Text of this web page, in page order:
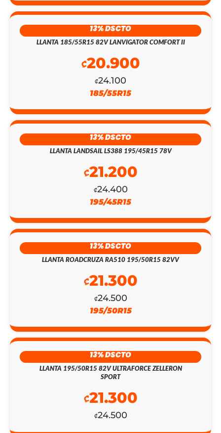
13% DSCTO
LLANTA 185/55R15 82V LANVIGATOR COMFORT II
₡24.100
₡20.900
185/55R15
13% DSCTO
LLANTA LANDSAIL LS388 195/45R15 78V
₡24.400
₡21.200
195/45R15
13% DSCTO
LLANTA ROADCRUZA RA510 195/50R15 82VV
₡24.500
₡21.300
195/50R15
13% DSCTO
LLANTA 195/50R15 82V ULTRAFORCE ZELLERON
SPORT
₡24.500
₡21.300